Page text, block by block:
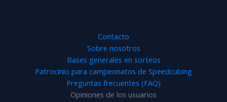
Contacto
Sobre nosotros
Bases generales en sorteos
Patrocinio para campeonatos de Speedcubing
Preguntas frecuentes (FAQ)
Opiniones de los usuarios